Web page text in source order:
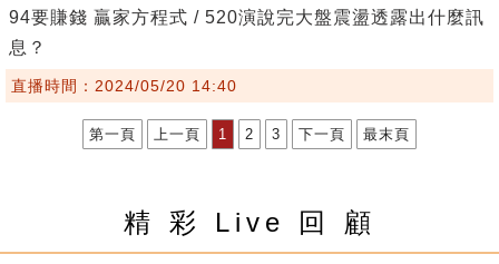
94要賺錢 贏家方程式 / 520演說完大盤震盪透露出什麼訊
息？
直播時間：2024/05/20 14:40
第一頁 上一頁 1 2 3 下一頁 最末頁
精 彩 Live 回 顧